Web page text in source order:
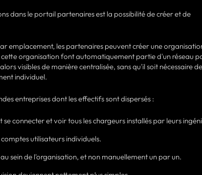
dans le portail partenaires est la possibilité de créer et de
emplacement, les partenaires peuvent créer une
cette organisation font automatiquement partie d'un réseau
visibles de manière centralisée, sans qu'il soit nécessaire de
individuel.
entreprises dont les effectifs sont dispersés :
se connecter et voir tous les chargeurs installés par leurs
utilisateurs individuels.
sein de l'organisation, et non manuellement un par un.